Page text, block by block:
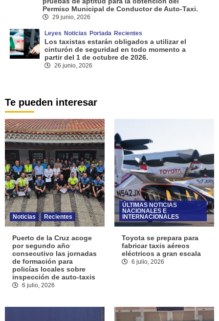
Permiso Municipal de Conductor de Auto-Taxi.
29 junio, 2026
Leyes Noticias Portada Recientes
Los taxistas estarán obligados a utilizar el
cinturón de seguridad en todo momento a
partir del 1 de octubre de 2026.
26 junio, 2026
Te pueden interesar
Noticias Recientes
Puerto de la Cruz acoge
por segundo año
consecutivo las jornadas
de formación para
policías locales sobre
inspección de auto-taxis
6 julio, 2026
ÚLTIMAS NOTICIAS
NACIONALES E
INTERNACIONALES
Toyota se prepara para
fabricar taxis aéreos
eléctricos a gran escala
6 julio, 2026